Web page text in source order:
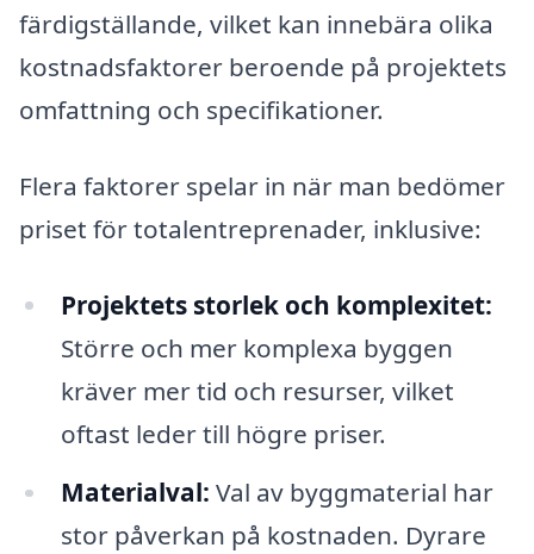
färdigställande, vilket kan innebära olika
kostnadsfaktorer beroende på projektets
omfattning och specifikationer.
Flera faktorer spelar in när man bedömer
priset för totalentreprenader, inklusive:
Projektets storlek och komplexitet:
Större och mer komplexa byggen
kräver mer tid och resurser, vilket
oftast leder till högre priser.
Materialval: Val av byggmaterial har
stor påverkan på kostnaden. Dyrare